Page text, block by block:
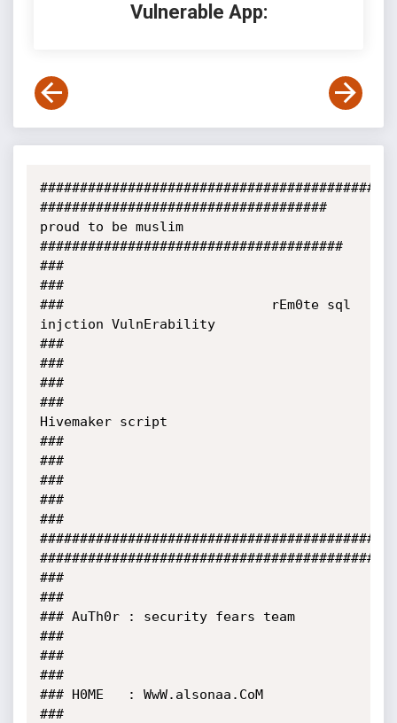
Vulnerable App:
####################################
proud to be muslim
######################################
###
###
###                          rEm0te sql
injction VulnErability
###
###
###
###
Hivemaker script
###
###
###
###
###
###
###
### AuTh0r : security fears team
###
###
###
### H0ME   : WwW.alsonaa.CoM
###